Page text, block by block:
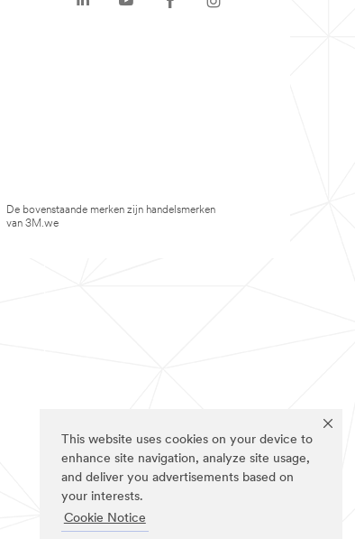
This website uses cookies on your device to
enhance site navigation, analyze site usage,
and deliver you advertisements based on
your interests.
Cookie Notice
De bovenstaande merken zijn handelsmerken
van 3M.we